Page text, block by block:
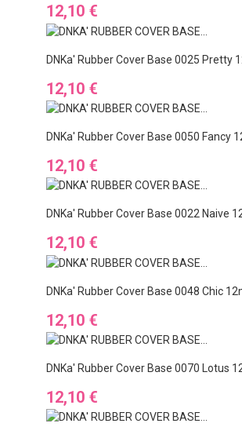
Preis
12,10 €
DNKa' Rubber Cover Base 0025 Pretty
Preis
12,10 €
DNKa' Rubber Cover Base 0050 Fancy
Preis
12,10 €
DNKa' Rubber Cover Base 0022 Naive
Preis
12,10 €
DNKa' Rubber Cover Base 0048 Chic
Preis
12,10 €
DNKa' Rubber Cover Base 0070 Lotus
Preis
12,10 €